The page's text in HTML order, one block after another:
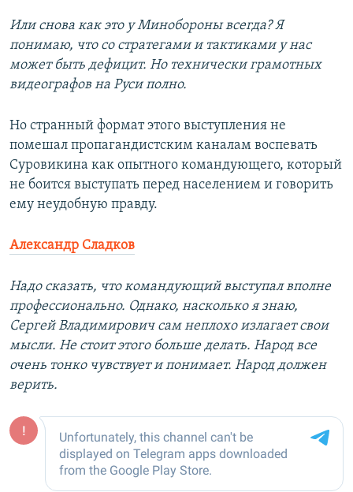
Или снова как это у Минобороны всегда? Я
понимаю, что со стратегами и тактиками у нас
может быть дефицит. Но технически грамотных
видеографов на Руси полно.
Но странный формат этого выступления не
помешал пропагандистским каналам воспевать
Суровикина как опытного командующего, который
не боится выступать перед населением и говорить
ему неудобную правду.
Александр Сладков
Надо сказать, что командующий выступал вполне
профессионально. Однако, насколько я знаю,
Сергей Владимирович сам неплохо излагает свои
мысли. Не стоит этого больше делать. Народ все
очень тонко чувствует и понимает. Народ должен
верить.